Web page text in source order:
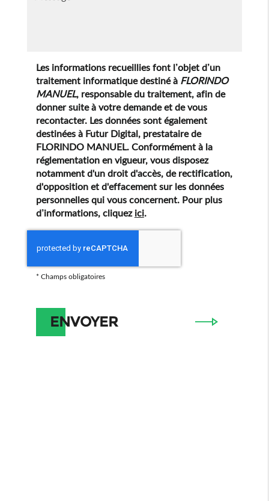
Les informations recueillies font l’objet d’un
traitement informatique destiné àFLORINDO
MANUEL, responsable du traitement, afin de
donner suite à votre demande et de vous
recontacter. Les données sont également
destinées à Futur Digital, prestataire de
FLORINDO MANUEL. Conformément à la
réglementation en vigueur, vous disposez
notamment d'un droit d'accès, de rectification,
d'opposition et d'effacement sur les données
personnelles qui vous concernent. Pour plus
d’informations, cliquez ici.
* Champs obligatoires